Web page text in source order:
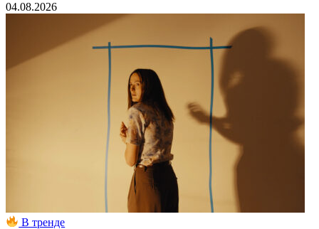
04.08.2026
В тренде